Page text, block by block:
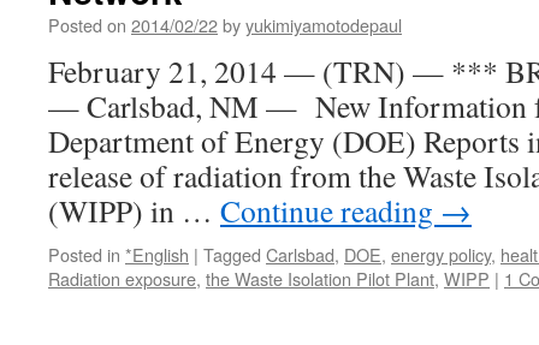
ニ
ュ
ー
ス
で
介
さ
れ
ま
し
た。
Posted on 2014/02/22byyukimiyamotodepaul
February 21, 2014 — (TRN) — ***
— Carlsbad, NM — New Information
Department of Energy (DOE) Reports
release of radiation from the Waste
(WIPP) in … Continue reading →
Posted in *English | Tagged Carlsbad, DOE, energy policy,
Radiation exposure, the Waste Isolation Pilot Plant, WIPP | 1